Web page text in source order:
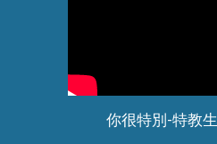
你很特別-特教